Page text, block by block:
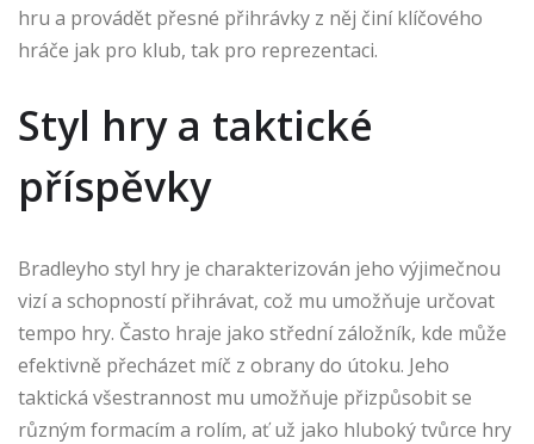
hru a provádět přesné přihrávky z něj činí klíčového
hráče jak pro klub, tak pro reprezentaci.
Styl hry a taktické
příspěvky
Bradleyho styl hry je charakterizován jeho výjimečnou
vizí a schopností přihrávat, což mu umožňuje určovat
tempo hry. Často hraje jako střední záložník, kde může
efektivně přecházet míč z obrany do útoku. Jeho
taktická všestrannost mu umožňuje přizpůsobit se
různým formacím a rolím, ať už jako hluboký tvůrce hry